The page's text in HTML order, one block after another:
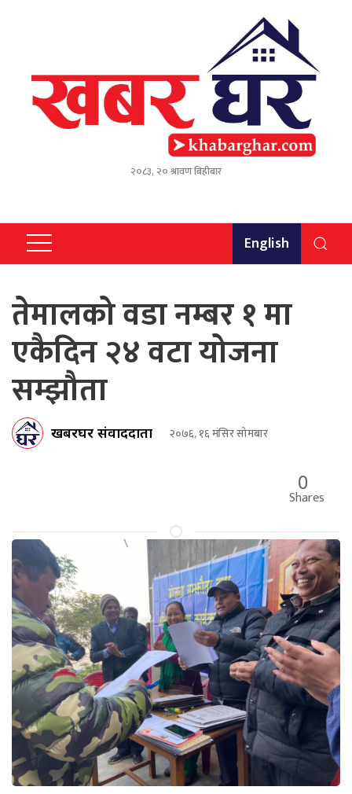
२०८३, २० श्रावण बिहीबार
English
तेमालको वडा नम्बर १ मा
एकैदिन २४ वटा योजना
सम्झौता
खबरघर संवाददाता २०७६, १६ मंसिर सोमबार
0
Shares